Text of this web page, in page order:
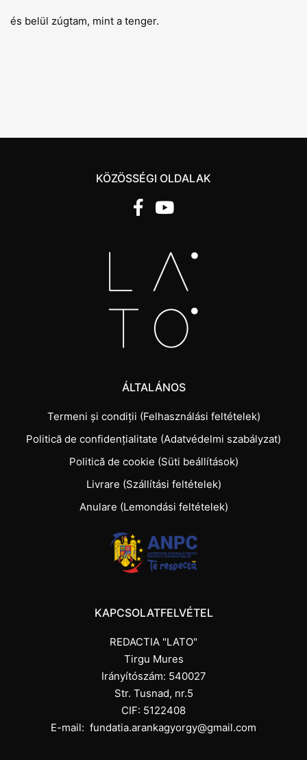
és belül zúgtam, mint a tenger.
KÖZÖSSÉGI OLDALAK
ÁLTALÁNOS
Termeni și condiții (Felhasználási feltételek)
Politică de confidențialitate (Adatvédelmi szabályzat)
Politică de cookie (Süti beállítások)
Livrare (Szállítási feltételek)
Anulare (Lemondási feltételek)
KAPCSOLATFELVÉTEL
REDACTIA "LATO"
Tirgu Mures
Irányítószám: 540027
Str. Tusnad, nr.5
CIF: 5122408
E-mail: fundatia.arankagyorgy@gmail.com